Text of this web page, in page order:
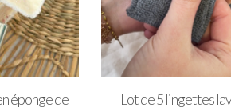
éponge de
Lot de 5 lingettes